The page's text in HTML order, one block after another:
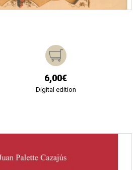
6,00€
Digital edition